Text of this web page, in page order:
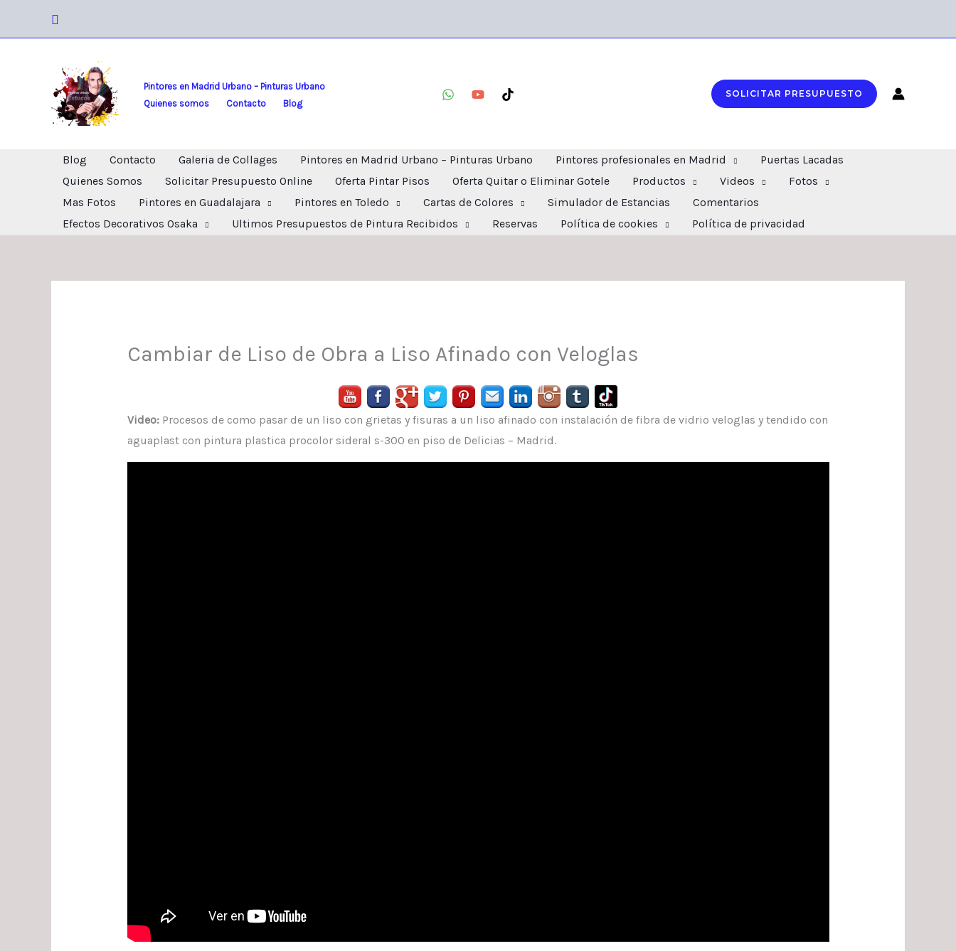
Buscar
Pintores en Madrid Urbano – Pinturas Urbano
Quienes somos
Contacto Blog
SOLICITAR PRESUPUESTO
Blog Contacto Galeria de Collages Pintores en Madrid Urbano – Pinturas Urbano Pintores profesionales en Madrid
Puertas Lacadas
Quienes Somos
Solicitar Presupuesto Online Oferta Pintar Pisos Oferta Quitar o Eliminar Gotele Productos Videos
Fotos
Mas Fotos
Pintores en Guadalajara Pintores en Toledo Cartas de Colores Simulador de Estancias
Comentarios
Efectos Decorativos Osaka
Ultimos Presupuestos de Pintura Recibidos Reservas Política de cookies Política de privacidad
Cambiar de Liso de Obra a Liso Afinado con Veloglas
Video:Procesos de como pasar de un liso con grietas y fisuras a un liso afinado con instalación de fibra de vidrio veloglas y tendido con
aguaplast con pintura plastica procolor sideral s-300 en piso de Delicias – Madrid.